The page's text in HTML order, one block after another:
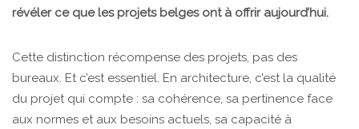
révéler ce que les projets belges ont à offrir aujourd’hui.
Cette distinction récompense des projets, pas des
bureaux. Et c’est essentiel. En architecture, c’est la qualité
du projet qui compte : sa cohérence, sa pertinence face
aux normes et aux besoins actuels, sa capacité à